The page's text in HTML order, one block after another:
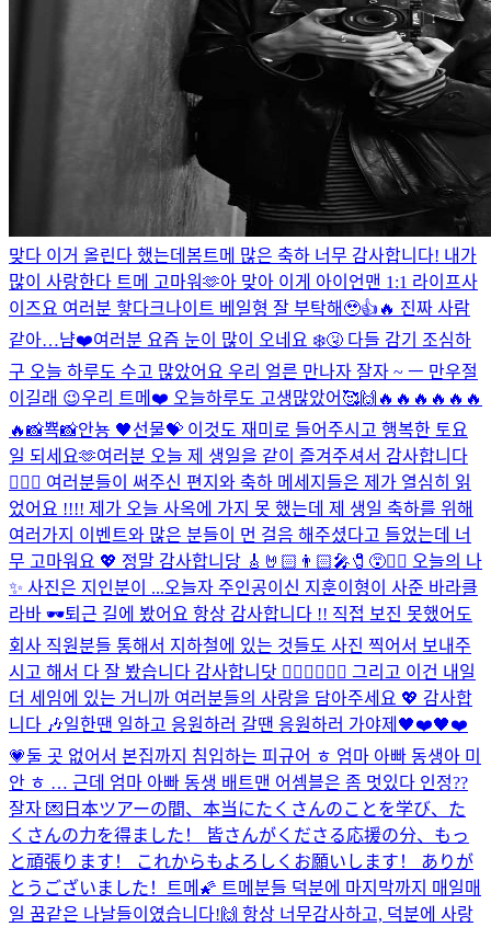
맞다 이거 올린다 했는데 봄트메 많은 축하 너무 감사합니다! 내가
많이 사랑한다 트메 고마워🫶아 맞아 이게 아이언맨 1:1 라이프사
이즈요 여러분 핳다크나이트 베일형 잘 부탁해🥹👍🔥 진짜 사람
같아…냠❤️여러분 요즘 눈이 많이 오네요 ❄️🤧 다들 감기 조심하
구 오늘 하루도 수고 많았어요 우리 얼른 만나자 잘자 ~ ㅡ 만우절
이길래 😉우리 트메❤️ 오늘하루도 고생많았어🥰🙌 🔥🔥🔥🔥🔥🔥
🔥📸뾱📸안뇽 🖤선물💝 이것도 재미로 들어주시고 행복한 토요
일 되세요🫶여러분 오늘 제 생일을 같이 즐겨주셔서 감사합니다
🙇🏻‍♂️ 여러분들이 써주신 편지와 축하 메세지들은 제가 열심히 읽
었어요 !!!! 제가 오늘 사옥에 가지 못 했는데 제 생일 축하를 위해
여러가지 이벤트와 많은 분들이 먼 걸음 해주셨다고 들었는데 너
무 고마워요 💖 정말 감사합니당 🎸🤘🏻👨🏻‍🎤🧷😵❤️‍🔥 오늘의 나
✨ 사진은 지인분이 ...오늘자 주인공이신 지훈이형이 사준 바라클
라바 🕶퇴근 길에 봤어요 항상 감사합니다 !! 직접 보진 못했어도
회사 직원분들 통해서 지하철에 있는 것들도 사진 찍어서 보내주
시고 해서 다 잘 봤습니다 감사합니닷 🙇🏻‍♂️🙇🏻‍♂️ 그리고 이건 내일
더 세임에 있는 거니까 여러분들의 사랑을 담아주세요 💖 감사합
니다 🎶일한땐 일하고 응원하러 갈땐 응원하러 가야제🖤❤️🖤❤️
💗둘 곳 없어서 본집까지 침입하는 피규어 ㅎ 엄마 아빠 동생아 미
안 ㅎ … 근데 엄마 아빠 동생 배트맨 어셈블은 좀 멋있다 인정??
잘자 💌 日本ツアーの間、本当にたくさんのことを学び、た
くさんの力を得ました！ 皆さんがくださる応援の分、もっ
と頑張ります！ これからもよろしくお願いします！ ありが
とうございました！
트메🌠 트메분들 덕분에 마지막까지 매일매
일 꿈같은 나날들이였습니다!🙌 항상 너무감사하고, 덕분에 사랑